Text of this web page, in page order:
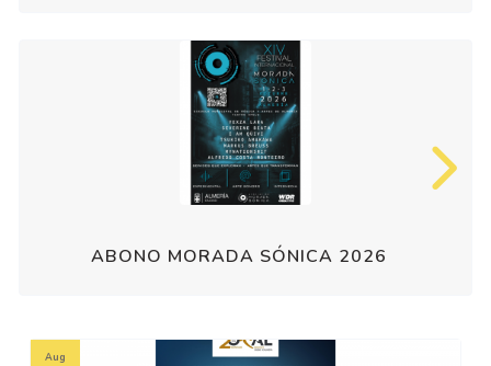
ABONO MORADA SÓNICA 2026
Aug